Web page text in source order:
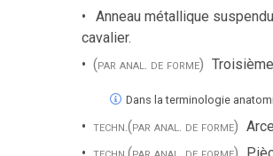
Anneau métallique
cavalier.
(par anal. de forme)
Dans la terminologie
techn.(par anal. de forme)